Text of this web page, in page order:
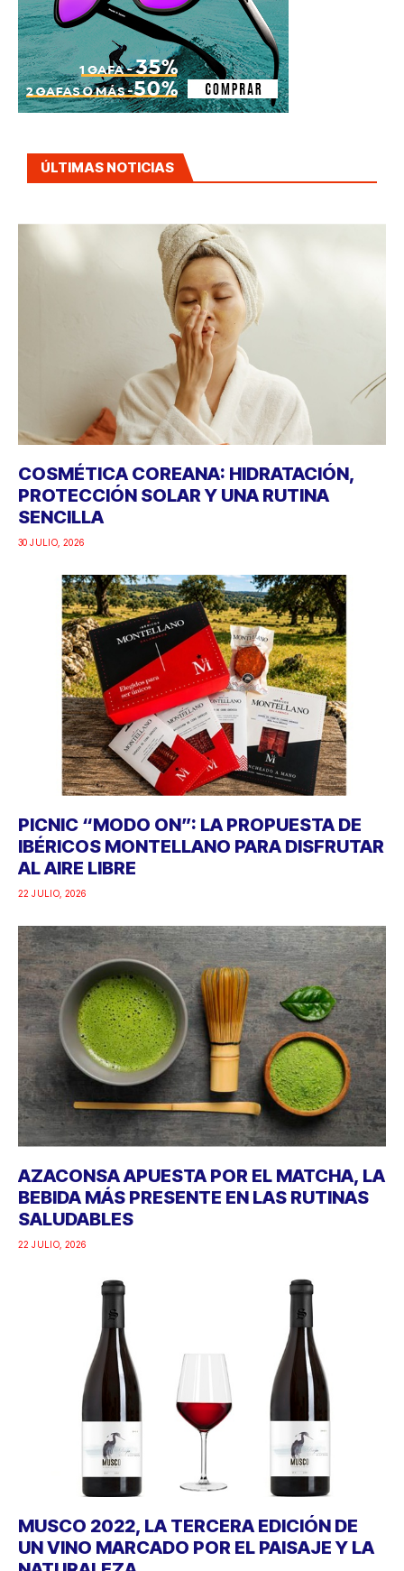
ÚLTIMAS NOTICIAS
COSMÉTICA COREANA: HIDRATACIÓN,
PROTECCIÓN SOLAR Y UNA RUTINA
SENCILLA
30 JULIO, 2026
PICNIC “MODO ON”: LA PROPUESTA DE
IBÉRICOS MONTELLANO PARA DISFRUTAR
AL AIRE LIBRE
22 JULIO, 2026
AZACONSA APUESTA POR EL MATCHA, LA
BEBIDA MÁS PRESENTE EN LAS RUTINAS
SALUDABLES
22 JULIO, 2026
MUSCO 2022, LA TERCERA EDICIÓN DE
UN VINO MARCADO POR EL PAISAJE Y LA